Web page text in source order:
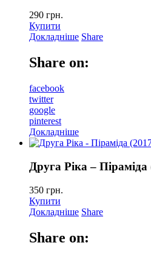
290 грн.
Купити
Докладніше Share
Share on:
facebook
twitter
google
pinterest
Докладніше
Друга Ріка –
350 грн.
Купити
Докладніше Share
Share on: